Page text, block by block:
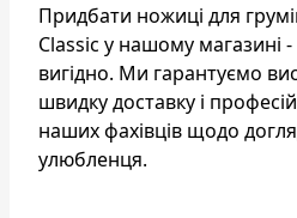
Придбати ножиці для
Classic у нашому магазині
вигідно. Ми гарантуємо
швидку доставку і
наших фахівців щодо
улюбленця.